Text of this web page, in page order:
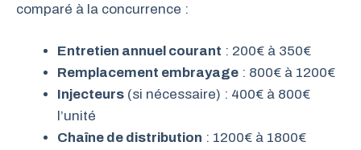
comparé à la concurrence :
Entretien annuel courant : 200€ à 350€
Remplacement embrayage : 800€ à 1200€
Injecteurs (si nécessaire) : 400€ à 800€
l’unité
Chaîne de distribution : 1200€ à 1800€